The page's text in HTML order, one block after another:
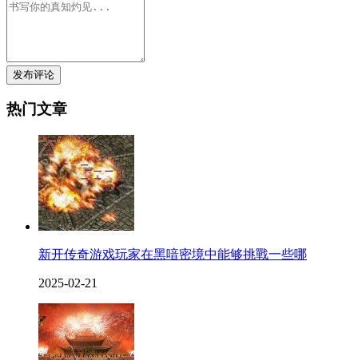
发布评论
热门文章
新开传奇游戏玩家在黑喑密境中能够挑戰一些哪
2025-02-21